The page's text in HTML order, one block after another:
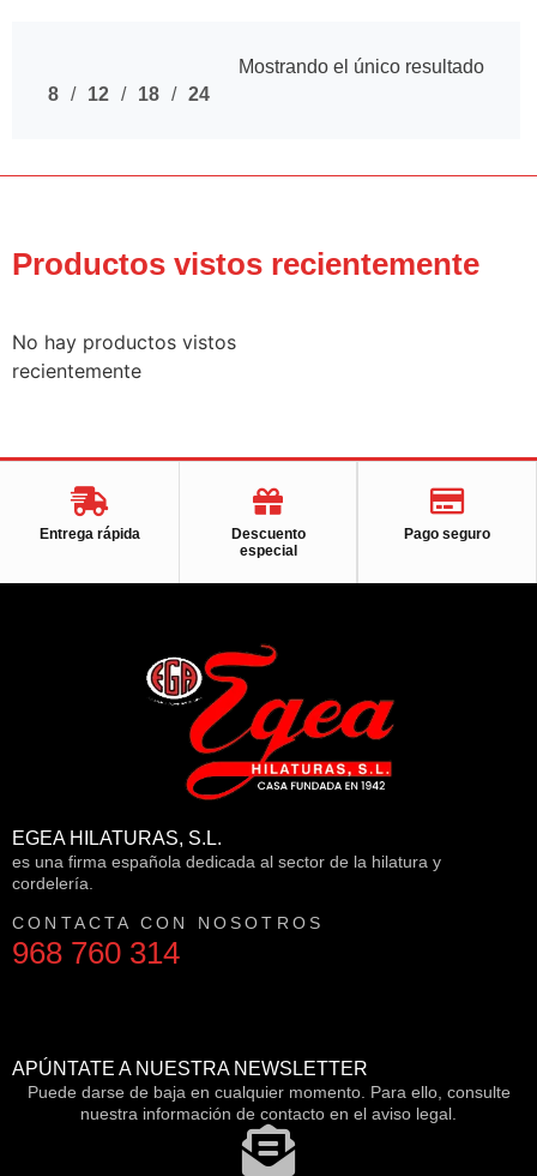
Mostrando el único resultado
8
12 18 24
Productos vistos recientemente
No hay productos vistos
recientemente
Entrega rápida
Descuento
especial
Pago seguro
EGEA HILATURAS, S.L.
es una firma española dedicada al sector de la hilatura y
cordelería.
CONTACTA CON NOSOTROS
968 760 314
APÚNTATE A NUESTRA NEWSLETTER
Puede darse de baja en cualquier momento. Para ello, consulte
nuestra información de contacto en el aviso legal.